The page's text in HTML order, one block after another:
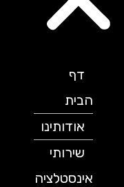
הבית
אודותינו
שירותי
אינסטלציה